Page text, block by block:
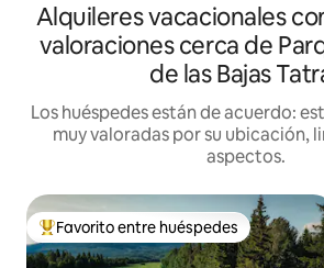
Alquileres vacacionales
valoraciones cerca de
de las Bajas
Los huéspedes están de acuerdo:
muy valoradas por su ubicación,
aspectos.
Favorito entre huéspedes preferido
Favorito entre huéspedes